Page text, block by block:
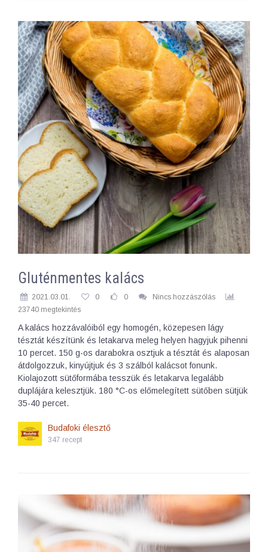
Gluténmentes kalács
2021.03.01. 0 0
Nincs hozzászólás
23740 megtekintés
A kalács hozzávalóiból egy homogén, közepesen lágy
tésztát készítünk és letakarva meleg helyen hagyjuk pihenni
10 percet. 150 g-os darabokra osztjuk a tésztát és alaposan
átdolgozzuk, kinyújtjuk és 3 szálból kalácsot fonunk.
Kiolajozott sütőformába tesszük és letakarva legalább
duplájára kelesztjük. 180 °C-os előmelegített sütőben sütjük
35-40 percet.
Budafoki élesztő
347 recept